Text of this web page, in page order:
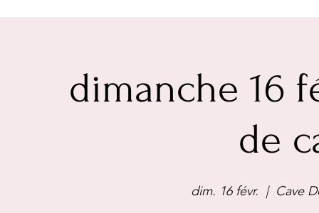
dimanche 16
de
dim. 16 févr.
  |
Cave